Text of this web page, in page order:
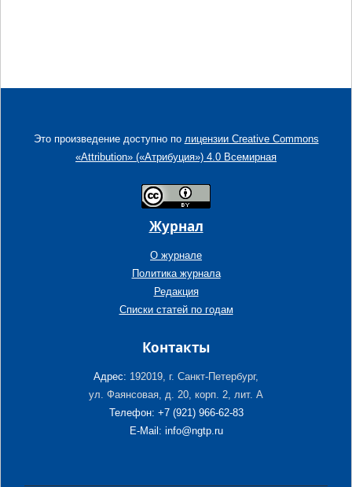
Это произведение доступно по лицензии Creative Commons
«Attribution» («Атрибуция») 4.0 Всемирная
Журнал
О журнале
Политика журнала
Редакция
Списки статей по годам
Контакты
Адрес: 192019, г. Санкт-Петербург,
ул. Фаянсовая, д. 20, корп. 2, лит. А
Телефон: +7 (921) 966-62-83
E-Mail: info@ngtp.ru